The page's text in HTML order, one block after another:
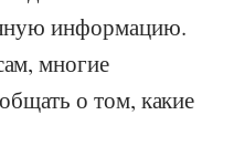
информацию.
многие
о том, какие